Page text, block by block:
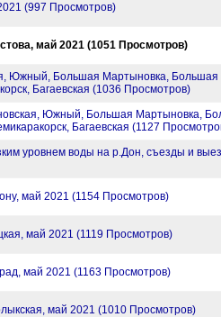
(997 Просмотров)
май 2021 (1051 Просмотров)
Южный, Большая Мартыновка, Большая
Багаевская (1036 Просмотров)
Южный, Большая Мартыновка,
Багаевская (1127
уровнем воды на р.Дон, съезды и
май 2021 (1154 Просмотров)
май 2021 (1119 Просмотров)
май 2021 (1163 Просмотров)
май 2021 (1010 Просмотров)